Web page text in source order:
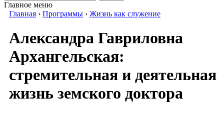
Главное меню
Главная › Программы › Жизнь как служение
Александра Гавриловна
Архангельская:
стремительная и деятельная
жизнь земского доктора